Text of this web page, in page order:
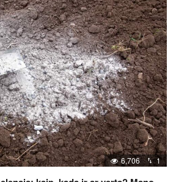
6,706 1